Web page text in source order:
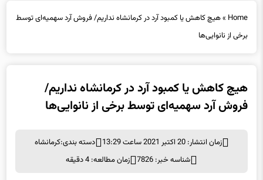
برخی از نانوایی‌ها
فروش آرد سهمیه‌ای توسط برخی از نانوایی‌ها
شناسه خبر: 7826
زمان مطالعه: 4 دقیقه